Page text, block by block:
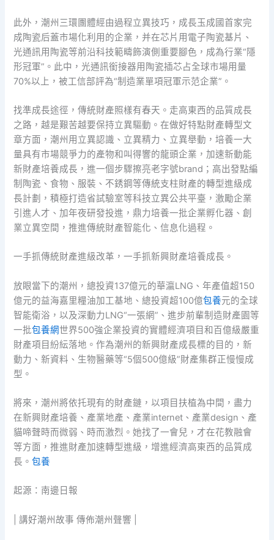
此外，潮州三環團體經由過程立異技巧，成長玉成國首家完
成陶瓷后蓋市場化利用的企業，并在芯片用電子陶瓷基片、
光通訊用陶瓷等前沿科技範疇飾演側重要腳色，成為行業“隱
形冠軍”。此中，光通訊銜接器用陶瓷插芯占全球市場用量
70%以上，被工信部評為“制造業單項冠軍示范企業”。
找準成長途徑，傳統財產照樣有春天。走高東西的品質成長
之路，越是艱苦越要保持立異驅動。在做好特點財產轉型文
章方面，潮州用立異認識、立異精力、立異舉動，培養一大
量具有市場競爭力的產物和叫得響的龍頭企業，加速新動能
新財產培養成長，進一個步驟擦亮老字號brand；高出發點編
制陶瓷、食物、服裝、不銹鋼等傳統支柱財產的轉型進級成
長計劃，積極打造省試驗室等科技立異公共平臺，激勵企業
引進人才、加年夜研發投進，鼎力培養一批企業孵化器、創
業立異空間，推進傳統財產智能化、信息化過程。
一手抓傳統財產進級改革，一手抓新興財產培養成長。
放眼當下的潮州，總投資137億元的華瀛LNG、年產值超150
億元的益海嘉里糧油加工基地、總投資超100億包養元的全球
智能衛浴，以及深動力LNG“一張網”、進步前輩制造財產園等
一批包養網世界500強企業投資的實體經濟項目和百億級嚴重
財產項目紛紜落地。作為潮州的新興財產成長標的目的，新
動力、新資料、生物醫藥等“5個500億級”財產集群正慢慢成
型。
將來，潮州將依托現有的財產鏈，以項目扶植為中間，盡力
在新興財產培養、產業地產、產業internet、產業design、產
貓啼聲時而微弱、時而激烈。她找了一會兒，才在花教融會
等方面，推進財產加速轉型進級，增進經濟高東西的品質成
長。包養
起源：南邊日報
| 講好潮州故事 傳佈潮州聲響 |